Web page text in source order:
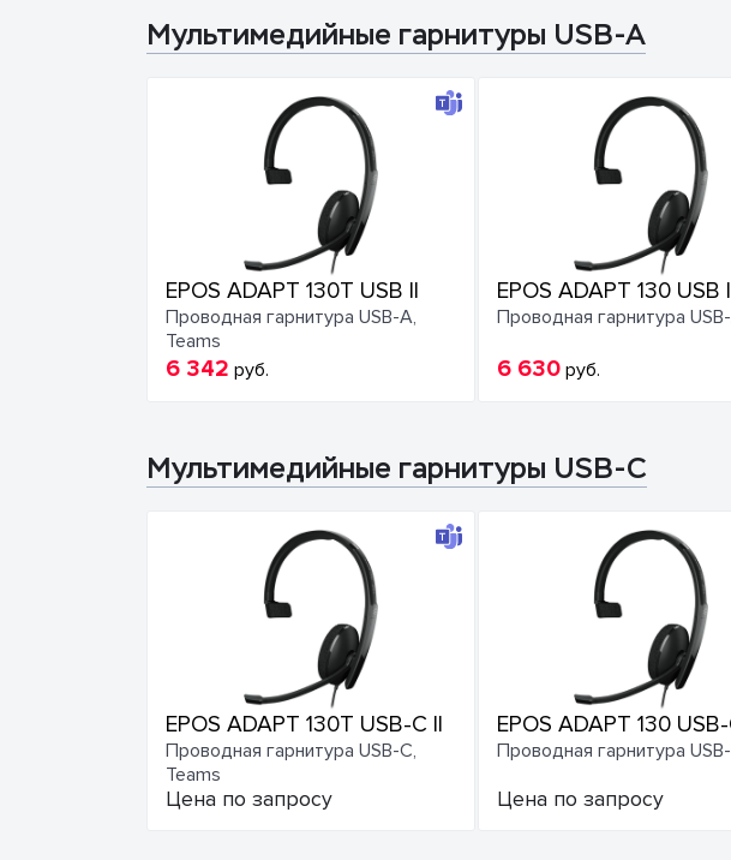
Мультимедийные гарнитуры USB-A
EPOS ADAPT 130T USB II
Проводная гарнитура USB-A,
Teams
6 342 руб.
EPOS ADAPT 130 USB
Проводная гарнитура
6 630руб.
Мультимедийные гарнитуры USB-C
EPOS ADAPT 130T USB-C II
Проводная гарнитура USB-C,
Teams
Цена по запросу
EPOS ADAPT 130
Проводная гарнитура
Цена по запросу